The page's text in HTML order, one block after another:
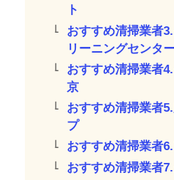
ト
おすすめ清掃業者
リーニングセンタ
おすすめ清掃業者
京
おすすめ清掃業者
プ
おすすめ清掃業者
おすすめ清掃業者